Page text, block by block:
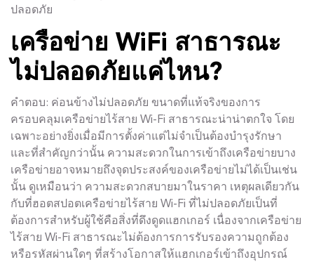
ปลอดภัย
เครือข่าย WiFi สาธารณะ
ไม่ปลอดภัยแค่ไหน?
คำตอบ: ค่อนข้างไม่ปลอดภัย ขนาดที่แท้จริงของการ
ครอบคลุมเครือข่ายไร้สาย Wi-Fi สาธารณะน่าน่าตกใจ โดย
เฉพาะอย่างยิ่งเมื่อมีการตั้งค่าแต่ไม่จำเป็นต้องบำรุงรักษา
และที่สำคัญกว่านั้น ความสะดวกในการเข้าถึงเครือข่ายบาง
เครือข่ายอาจหมายถึงจุดประสงค์ของเครือข่ายไม่ได้เป็นเช่น
นั้น ดูเหมือนว่า ความสะดวกสบายมาในราคา เหตุผลเดียวกัน
กับที่ฮอตสปอตเครือข่ายไร้สาย Wi-Fi ที่ไม่ปลอดภัยเป็นที่
ต้องการสำหรับผู้ใช้คือสิ่งที่ดึงดูดแฮกเกอร์ เนื่องจากเครือข่าย
ไร้สาย Wi-Fi สาธารณะไม่ต้องการการรับรองความถูกต้อง
หรือรหัสผ่านใดๆ ที่สร้างโอกาสให้แฮกเกอร์เข้าถึงอุปกรณ์